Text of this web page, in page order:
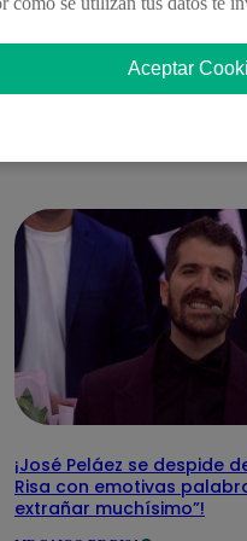
¡José Peláez se despide
Risa con emotivas
extrañar muchísimo”!
Aceptar